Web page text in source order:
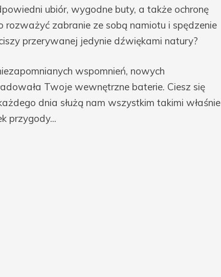
ubiór, wygodne buty, a także ochronę
rozważyć zabranie ze sobą namiotu i spędzenie
przerywanej jedynie dźwiękami natury?
wspomnień, nowych
Twoje wewnętrzne baterie. Ciesz się
dnia służą nam wszystkim takimi właśnie
przygody...